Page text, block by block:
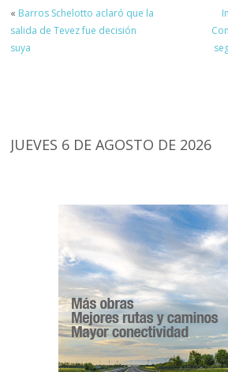
« Barros Schelotto aclaró que la
salida de Tevez fue decisión
suya
JUEVES 6 DE AGOSTO DE 2026